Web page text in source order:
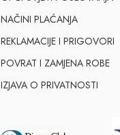
NAČINI PLAĆANJA
REKLAMACIJE I PRIGOVORI
POVRAT I ZAMJENA ROBE
IZJAVA O PRIVATNOSTI